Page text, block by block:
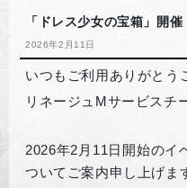
「ドレス少女の宝箱」開催
2026年2月11日
いつもご利用ありがとう
リネージュMサービスチ
2026年2月11日開始のイ
ついてご案内申し上げま